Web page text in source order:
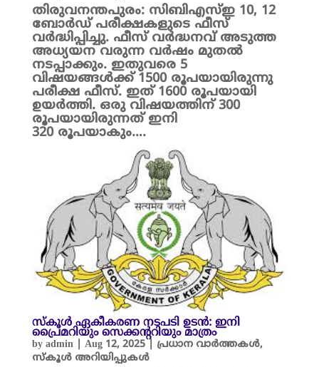
തിരുവനന്തപുരം: സിബിഎസ്ഇ 10, 12
ബോർഡ് പരീക്ഷകളുടെ ഫീസ്
വർദ്ധിപ്പിച്ചു. ഫീസ് വർദ്ധനവ് അടുത്ത
അധ്യയന വരുന്ന വർഷം മുതൽ
നടപ്പാക്കും. ഇതുവരെ 5
വിഷയങ്ങൾക്ക് 1500 രൂപയായിരുന്നു
പരീക്ഷ ഫീസ്. ഇത് 1600 രൂപയായി
ഉയർത്തി. ഒരു വിഷയത്തിന് 300
രൂപയായിരുന്നത് ഇനി
320 രൂപയാകും….
സ്കൂൾ ഏകീകരണ നടപടി ഉടൻ: ഇനി
പ്രൈമറിയും സെക്കന്ററിയും മാത്രം
by admin| Aug 12, 2025| പ്രധാന വാർത്തകൾ,
സ്കൂൾ അറിയിപ്പുകൾ